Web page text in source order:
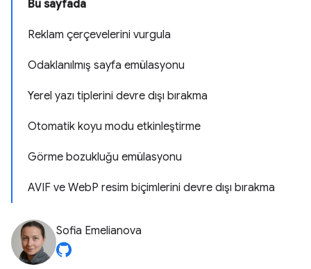
Bu sayfada
Reklam çerçevelerini vurgula
Odaklanılmış sayfa emülasyonu
Yerel yazı tiplerini devre dışı bırakma
Otomatik koyu modu etkinleştirme
Görme bozukluğu emülasyonu
AVIF ve WebP resim biçimlerini devre dışı bırakma
Sofia Emelianova